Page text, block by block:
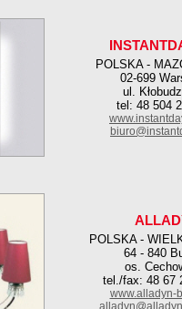
POLSKA -
02-699
ul.
tel: 48 504
POLSKA -
64 - 840
os.
tel./fax: 48 67
www.alladyn-